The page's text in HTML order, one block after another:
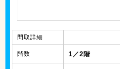
間取詳細
階数 1／2階